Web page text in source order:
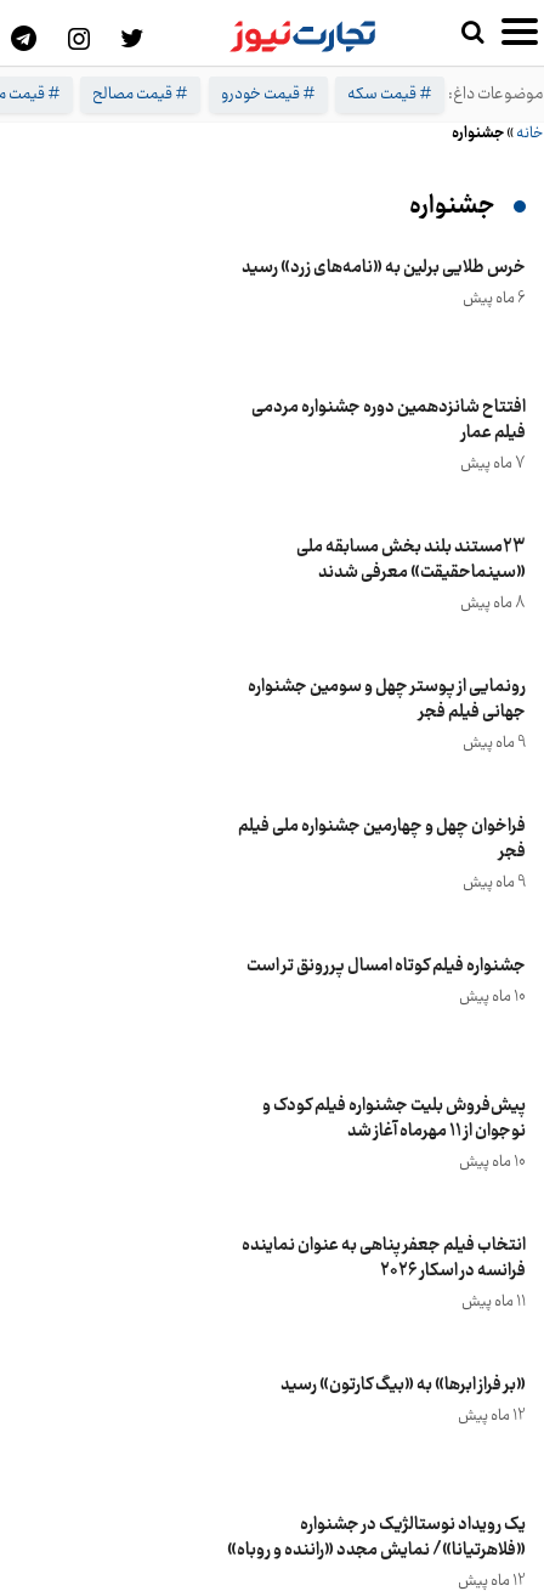
موضوعات داغ: # قیمت سکه # قیمت خودرو # قیمت مصالح # قیمت
خانه»جشنواره
جشنواره
خرس طلایی برلین به «نامه‌های زرد» رسید
6 ماه پیش
افتتاح شانزدهمین دوره جشنواره مردمی
فیلم عمار
7 ماه پیش
23مستند بلند بخش مسابقه ملی
«سینماحقیقت» معرفی شدند
8 ماه پیش
رونمایی از پوستر چهل و سومین جشنواره
جهانی فیلم فجر
9 ماه پیش
فراخوان چهل و چهارمین جشنواره ملی فیلم
فجر
9 ماه پیش
جشنواره فیلم کوتاه امسال پررونق تر است
10 ماه پیش
پیش‌فروش بلیت‌ جشنواره فیلم‌ کودک و
نوجوان از ۱۱ مهرماه آغاز شد
10 ماه پیش
انتخاب فیلم جعفر پناهی به عنوان نماینده
فرانسه در اسکار ۲۰۲۶
11 ماه پیش
«بر فراز ابرها» به «بیگ کارتون» رسید
12 ماه پیش
یک رویداد نوستالژیک در جشنواره
«فلاهرتیانا»/ نمایش مجدد «راننده و روباه»
12 ماه پیش